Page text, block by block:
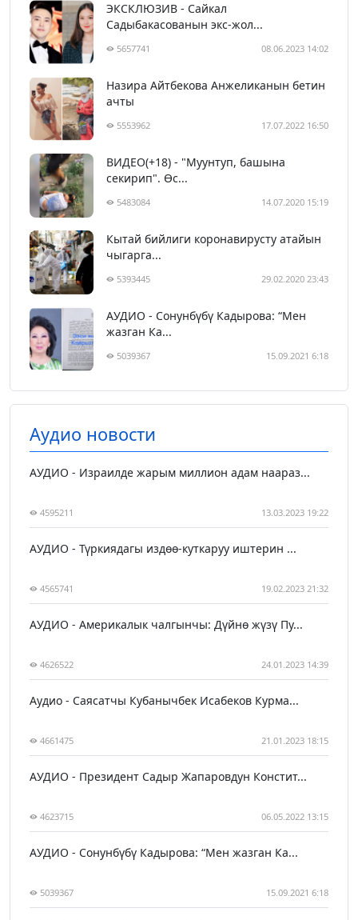
ЭКСКЛЮЗИВ - Сайкал
Садыбакасованын экс-жол...
5657741 08.06.2023 14:02
Назира Айтбекова Анжеликанын бетин
ачты
5553962 17.07.2022 16:50
ВИДЕО(+18) - "Муунтуп, башына
секирип". Өс...
5483084 14.07.2020 15:19
Кытай бийлиги коронавирусту атайын
чыгарга...
5393445 29.02.2020 23:43
АУДИО - Сонунбүбү Кадырова: “Мен
жазган Ка...
5039367 15.09.2021 6:18
Аудио новости
АУДИО - Израилде жарым миллион адам наараз...
4595211 13.03.2023 19:22
АУДИО - Түркиядагы издөө-куткаруу иштерин ...
4565741 19.02.2023 21:32
АУДИО - Америкалык чалгынчы: Дүйнө жүзү Пу...
4626522 24.01.2023 14:39
Аудио - Саясатчы Кубанычбек Исабеков Курма...
4661475 21.01.2023 18:15
АУДИО - Президент Садыр Жапаровдун Констит...
4623715 06.05.2022 13:15
АУДИО - Сонунбүбү Кадырова: “Мен жазган Ка...
5039367 15.09.2021 6:18